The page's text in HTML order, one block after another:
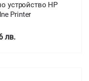
устройство HP
Printer
лв.